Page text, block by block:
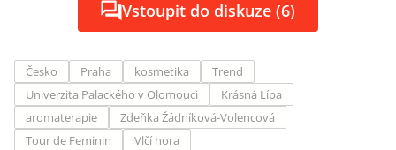
Vstoupit do diskuze (6)
Česko Praha kosmetika
Trend
Univerzita Palackého v Olomouci
Krásná Lípa
aromaterapie
Zdeňka Žádníková-Volencová
Tour de Feminin
Vlčí hora